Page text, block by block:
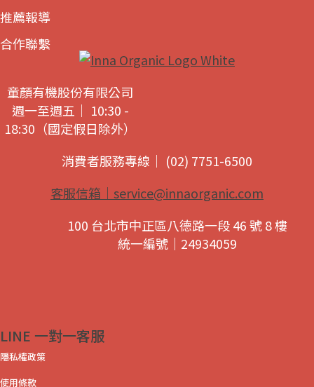
推薦報導
合作聯繫
童顏有機股份有限公司
週一至週五｜ 10:30 -
18:30（國定假日除外）
消費者服務專線｜ (02) 7751-6500
客服信箱｜ service@innaorganic.com
100 台北市中正區八德路一段 46 號 8 樓
統一編號｜24934059
LINE 一對一客服
隱私權政策
使用條款